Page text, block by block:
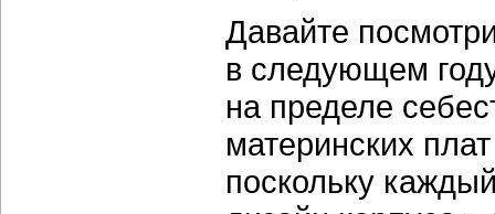
Давайте
в следующем
на пределе
материнских
поскольку